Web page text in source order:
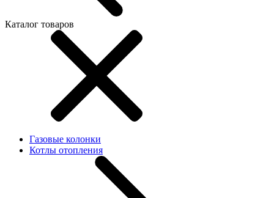
Каталог товаров
Газовые колонки
Котлы отопления